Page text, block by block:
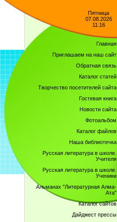
Пятница
07.08.2026
11:16
Главная
Приглашаем на наш сайт
Обратная связь
Каталог статей
Творчество посетителей сайта
Гостевая книга
Новости сайта
Фотоальбом
Каталог файлов
Наша библиотечка
Русская литература в школе.
Учителя
Русская литература в школе.
Ученики
Альманах "Литературная Алма-
Ата"
Каталог сайтов
Дайджест прессы